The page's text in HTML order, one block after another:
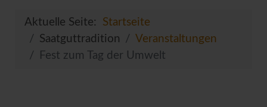
Aktuelle Seite: Startseite
Saatguttradition
Veranstaltungen
Fest zum Tag der Umwelt